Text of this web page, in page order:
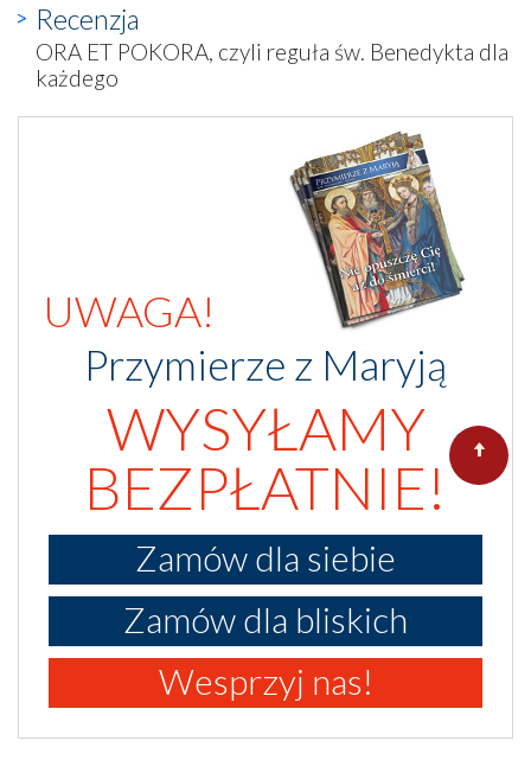
Recenzja
ORA ET POKORA, czyli reguła św. Benedykta dla
każdego
UWAGA!
Przymierze z Maryją
WYSYŁAMY
BEZPŁATNIE!
Zamów dla siebie
Zamów dla bliskich
Wesprzyj nas!